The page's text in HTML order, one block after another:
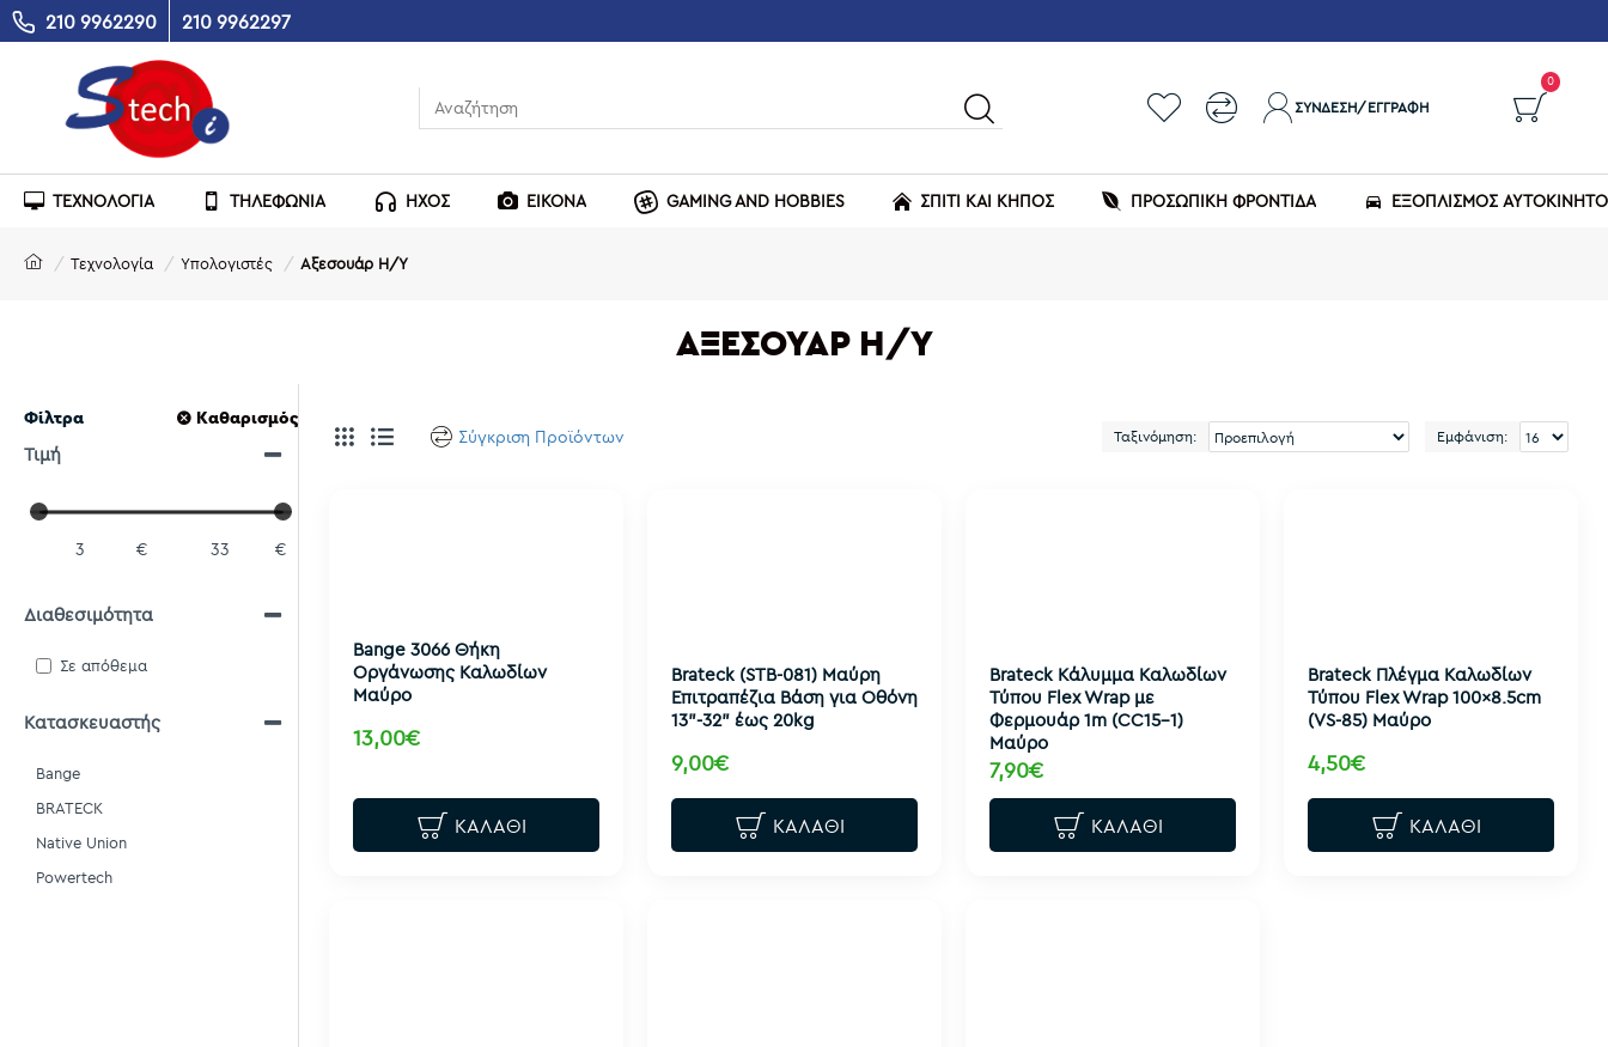
210 9962290 210 9962297
ΣΎΝΔΕΣΗ/ΕΓΓΡΑΦΉ
0
ΤΕΧΝΟΛΟΓΙΑ ΤΗΛΕΦΩΝΙΑ ΗΧΟΣ ΕΙΚΟΝΑ GAMING AND HOBBIES ΣΠΙΤΙ ΚΑΙ ΚΗΠΟΣ ΠΡΟΣΩΠΙΚΗ ΦΡΟΝΤΙΔΑ ΕΞΟΠΛΙΣΜΌΣ
Τεχνολογία Υπολογιστές Αξεσουάρ Η/Υ
ΑΞΕΣΟΥΆΡ Η/Υ
Φίλτρα Καθαρισμός
Τιμή
€ €
Κατασκευαστής
Bange
BRATECK
Native Union
Powertech
Διαθεσιμότητα
Σε απόθεμα
Σύγκριση Προϊόντων Ταξινόμηση: Εμφάνιση:
Bange 3066 Θήκη
Οργάνωσης Καλωδίων
Μαύρο
13,00€
ΚΑΛΆΘΙ
Brateck (STB-081) Μαύρη
Επιτραπέζια Βάση για Οθόνη
13"-32" έως 20kg
9,00€
ΚΑΛΆΘΙ
Brateck Κάλυμμα Καλωδίων
Τύπου Flex Wrap με
Φερμουάρ 1m (CC15-1)
Μαύρο
7,90€
ΚΑΛΆΘΙ
Brateck Πλέγμα Καλωδίων
Τύπου Flex Wrap 100x8.5cm
(VS-85) Μαύρο
4,50€
ΚΑΛΆΘΙ